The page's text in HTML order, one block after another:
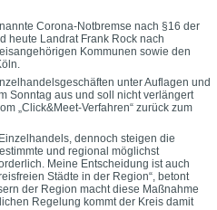
Corona-Notbremse nach §16 der
heute Landrat Frank Rock nach
Kommunen sowie den
unter Auflagen und
Sonntag aus und soll nicht verlängert
„Click&Meet-Verfahren“ zurück zum
dennoch steigen die
und regional möglichst
Meine Entscheidung ist auch
Städte in der Region“, betont
der Region macht diese Maßnahme
Regelung kommt der Kreis damit